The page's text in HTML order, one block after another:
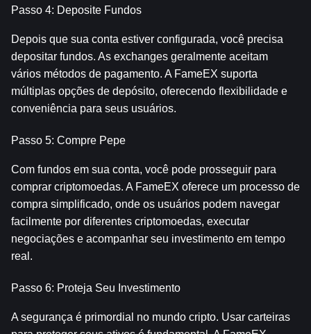
Passo 4: Deposite Fundos
Depois que sua conta estiver configurada, você precisa
depositar fundos. As exchanges geralmente aceitam
vários métodos de pagamento. A FameEX suporta
múltiplas opções de depósito, oferecendo flexibilidade e
conveniência para seus usuários.
Passo 5: Compre Pepe
Com fundos em sua conta, você pode prosseguir para
comprar criptomoedas. A FameEX oferece um processo de
compra simplificado, onde os usuários podem navegar
facilmente por diferentes criptomoedas, executar
negociações e acompanhar seu investimento em tempo
real.
Passo 6: Proteja Seu Investimento
A segurança é primordial no mundo cripto. Usar carteiras